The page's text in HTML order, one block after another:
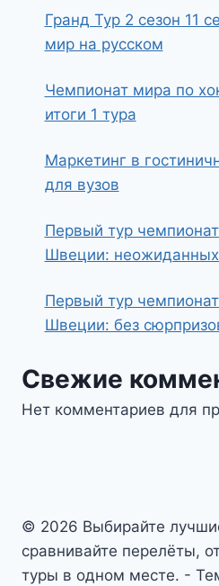
Гранд Тур 2 сезон 11
мир на русском
Чемпионат мира по
итоги 1 тура
Маркетинг в
для вузов
Первый тур
Швеции: неожиданных
Первый тур
Швеции: без
Свежие
Нет комментариев для
© 2026 Выбирайте
сравнивайте перелёты,
туры в одном месте. -